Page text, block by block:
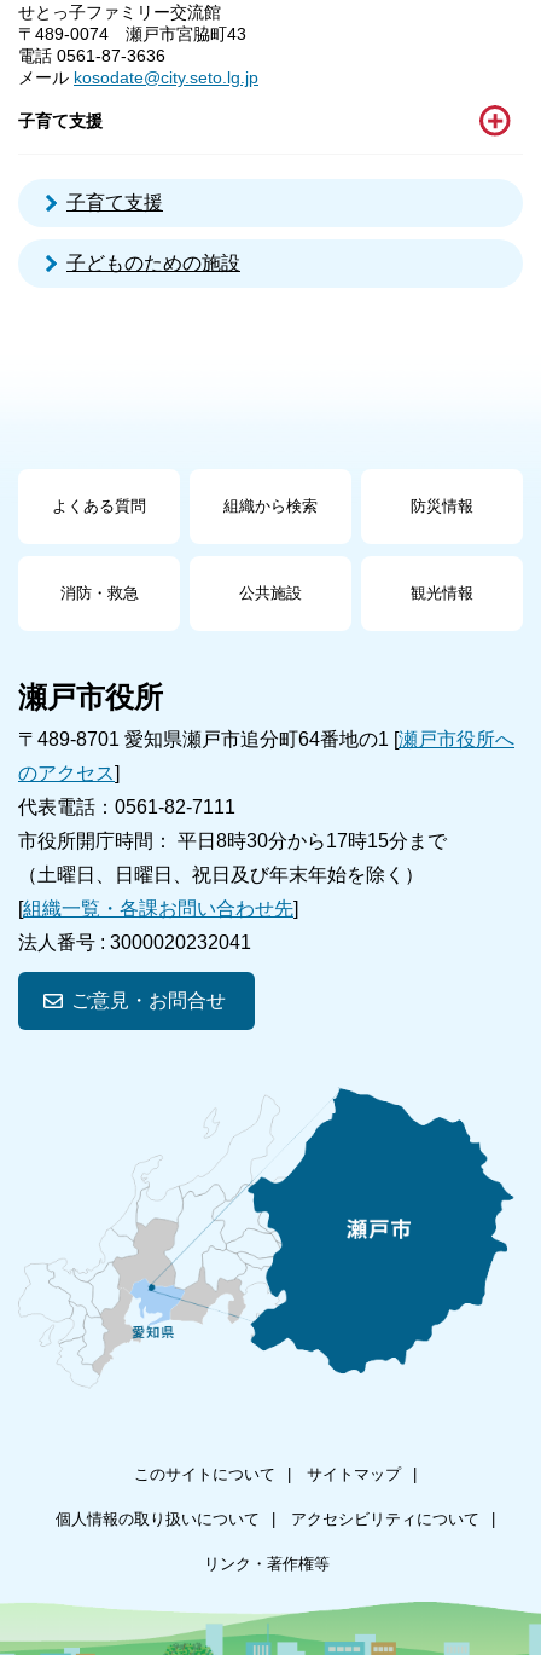
せとっ子ファミリー交流館
〒489-0074 瀬戸市宮脇町43
電話 0561-87-3636
メール kosodate@city.seto.lg.jp
子育て支援
子育て支援
子どものための施設
よくある質問 組織から検索 防災情報
消防・救急 公共施設 観光情報
瀬戸市役所
〒489-8701 愛知県瀬戸市追分町64番地の1 [瀬戸市役所へ
のアクセス]
代表電話：0561-82-7111
市役所開庁時間： 平日8時30分から17時15分まで
（土曜日、日曜日、祝日及び年末年始を除く）
[組織一覧・各課お問い合わせ先]
法人番号 : 3000020232041
ご意見・お問合せ
このサイトについて サイトマップ
個人情報の取り扱いについて アクセシビリティについて
リンク・著作権等